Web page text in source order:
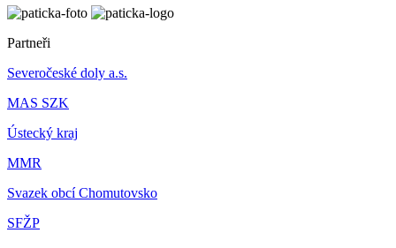
Partneři
Severočeské doly a.s.
MAS SZK
Ústecký kraj
MMR
Svazek obcí Chomutovsko
SFŽP